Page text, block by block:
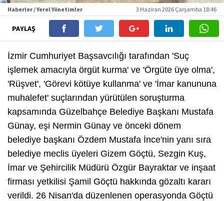
Haberler / Yerel Yönetimler 3 Haziran 2026 Çarşamba 18:46
PAYLAŞ
İzmir Cumhuriyet Başsavcılığı tarafından 'Suç
işlemek amacıyla örgüt kurma' ve 'Örgüte üye olma',
'Rüşvet', 'Görevi kötüye kullanma' ve 'İmar kanununa
muhalefet' suçlarından yürütülen soruşturma
kapsamında Güzelbahçe Belediye Başkanı Mustafa
Günay, eşi Nermin Günay ve önceki dönem
belediye başkanı Özdem Mustafa İnce'nin yanı sıra
belediye meclis üyeleri Gizem Göçtü, Sezgin Kuş,
İmar ve Şehircilik Müdürü Özgür Bayraktar ve inşaat
firması yetkilisi Şamil Göçtü hakkında gözaltı kararı
verildi. 26 Nisan'da düzenlenen operasyonda Göçtü